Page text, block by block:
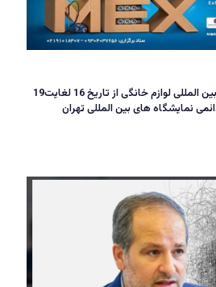
بیست و ششمین نمایشگاه بین المللی لوازم خانگی از تاریخ 16 لغایت19